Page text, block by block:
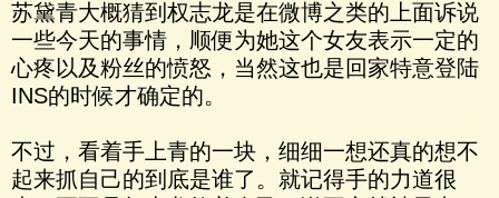
苏黛青大概猜到权志龙是在微博之类的上面诉说
一些今天的事情，顺便为她这个女友表示一定的
心疼以及粉丝的愤怒，当然这也是回家特意登陆
INS的时候才确定的。
不过，看着手上青的一块，细细一想还真的想不
起来抓自己的到底是谁了。就记得手的力道很